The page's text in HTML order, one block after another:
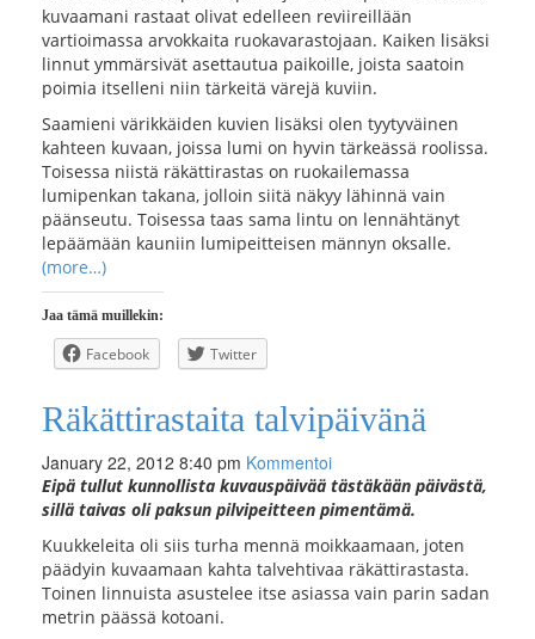
kuvaamani rastaat olivat edelleen reviireillään
vartioimassa arvokkaita ruokavarastojaan. Kaiken lisäksi
linnut ymmärsivät asettautua paikoille, joista saatoin
poimia itselleni niin tärkeitä värejä kuviin.
Saamieni värikkäiden kuvien lisäksi olen tyytyväinen
kahteen kuvaan, joissa lumi on hyvin tärkeässä roolissa.
Toisessa niistä räkättirastas on ruokailemassa
lumipenkan takana, jolloin siitä näkyy lähinnä vain
päänseutu. Toisessa taas sama lintu on lennähtänyt
lepäämään kauniin lumipeitteisen männyn oksalle.
(more…)
Jaa tämä muillekin:
Facebook Twitter
Räkättirastaita talvipäivänä
January 22, 2012 8:40 pm Kommentoi
Eipä tullut kunnollista kuvauspäivää tästäkään päivästä,
sillä taivas oli paksun pilvipeitteen pimentämä.
Kuukkeleita oli siis turha mennä moikkaamaan, joten
päädyin kuvaamaan kahta talvehtivaa räkättirastasta.
Toinen linnuista asustelee itse asiassa vain parin sadan
metrin päässä kotoani.